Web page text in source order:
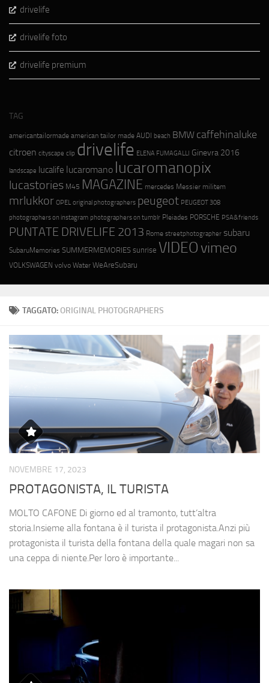
TAGGATO:ORIGINAL PHOTOGRAPHERS
NOVEMBRE 17, 2023
PROTAGONISTA, IL TURISTA
MOLTO CAFONE Di giorno ed al tramonto, tutt’altra
storia.Insieme alla fontana è il turista il protagonista.Anzi più
protagonista il turista della fontana della quale magari non sa
una ceppa di niente.Per loro è importante...
drivelife
drivelife foto
drivelife premium
TAG
americantailormade american tailor made AUDI beach BMW caffehinaluke
citroen cityscape clip drivelife ELENA FUMAGALLI Ginevra 2016
landscape lucalife lucaromano lucaromanopix
lucastories M45 MAGAZINE mercedes Messier militem
mrlukkor OPEL original photographers peugeot PEUGEOT 308
photographers on instagram photographers on tumblr Pleiades PORSCHE PSA&friends
PUNTATE DRIVELIFE 2013 Rome streetphotographer subaru
SubaruMemories SUMMERMEMORIES sunrise VIDEOvimeo
VOLKSWAGEN volvo Water WeAreSubaru